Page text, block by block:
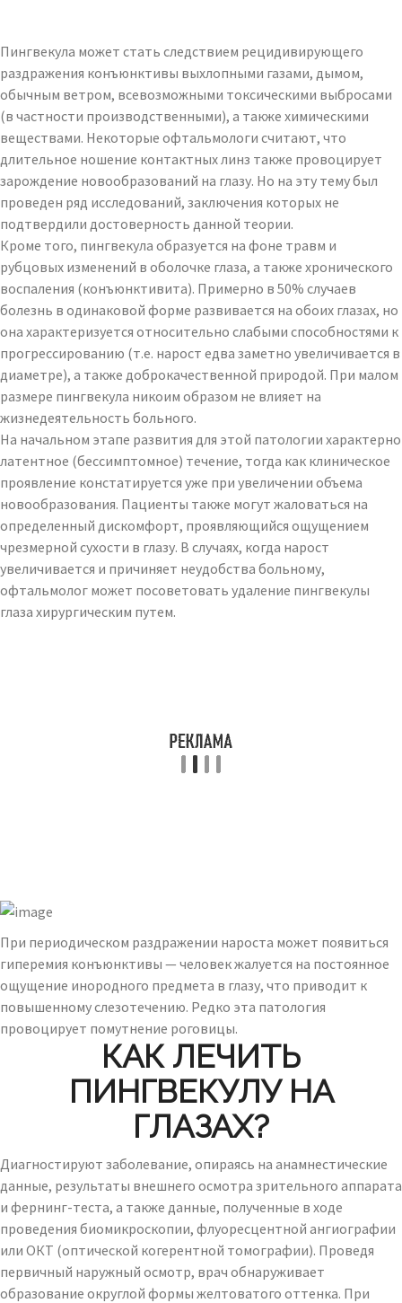
Пингвекула может стать следствием рецидивирующего
раздражения конъюнктивы выхлопными газами, дымом,
обычным ветром, всевозможными токсическими выбросами
(в частности производственными), а также химическими
веществами. Некоторые офтальмологи считают, что
длительное ношение контактных линз также провоцирует
зарождение новообразований на глазу. Но на эту тему был
проведен ряд исследований, заключения которых не
подтвердили достоверность данной теории.
Кроме того, пингвекула образуется на фоне травм и
рубцовых изменений в оболочке глаза, а также хронического
воспаления (конъюнктивита). Примерно в 50% случаев
болезнь в одинаковой форме развивается на обоих глазах, но
она характеризуется относительно слабыми способностями к
прогрессированию (т.е. нарост едва заметно увеличивается в
диаметре), а также доброкачественной природой. При малом
размере пингвекула никоим образом не влияет на
жизнедеятельность больного.
На начальном этапе развития для этой патологии характерно
латентное (бессимптомное) течение, тогда как клиническое
проявление констатируется уже при увеличении объема
новообразования. Пациенты также могут жаловаться на
определенный дискомфорт, проявляющийся ощущением
чрезмерной сухости в глазу. В случаях, когда нарост
увеличивается и причиняет неудобства больному,
офтальмолог может посоветовать удаление пингвекулы
глаза хирургическим путем.
При периодическом раздражении нароста может появиться
гиперемия конъюнктивы — человек жалуется на постоянное
ощущение инородного предмета в глазу, что приводит к
повышенному слезотечению. Редко эта патология
провоцирует помутнение роговицы.
КАК ЛЕЧИТЬ
ПИНГВЕКУЛУ НА
ГЛАЗАХ?
Диагностируют заболевание, опираясь на анамнестические
данные, результаты внешнего осмотра зрительного аппарата
и фернинг-теста, а также данные, полученные в ходе
проведения биомикроскопии, флуоресцентной ангиографии
или ОКТ (оптической когерентной томографии). Проведя
первичный наружный осмотр, врач обнаруживает
образование округлой формы желтоватого оттенка. При